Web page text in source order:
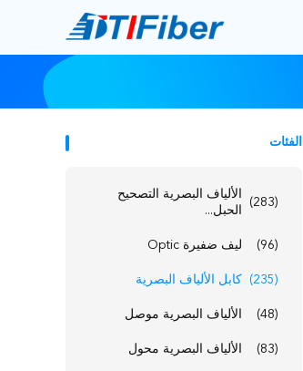
الفئات
الألياف البصرية التصحيح
الحبل...
(283)
ليف ضفيرة Optic (96)
كابل الألياف البصرية (235)
الألياف البصرية موصل (48)
الألياف البصرية محول (83)